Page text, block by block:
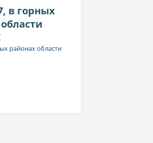
в горных
районах области